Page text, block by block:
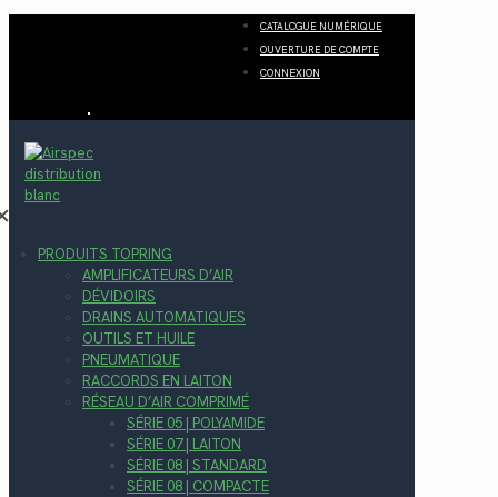
CATALOGUE NUMÉRIQUE
OUVERTURE DE COMPTE
CONNEXION
PRODUITS TOPRING
AMPLIFICATEURS D’AIR
DÉVIDOIRS
DRAINS AUTOMATIQUES
OUTILS ET HUILE
PNEUMATIQUE
RACCORDS EN LAITON
RÉSEAU D’AIR COMPRIMÉ
SÉRIE 05 | POLYAMIDE
SÉRIE 07 | LAITON
SÉRIE 08 | STANDARD
SÉRIE 08 | COMPACTE